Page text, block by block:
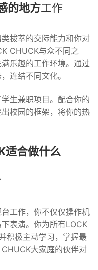
的地方工作
拔萃的交际能力和你对
CHUCK与众不同之
乐趣的工作环境。通过
连结不同文化。
生兼职项目。配合你的
校园的框架，将你的热
适合做什么
工作，你不仅仅操作机
表演。你为所有LOCK
积极主动学习，掌握最
大家庭的伙伴对